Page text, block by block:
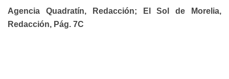
Agencia Quadratín, Redacción; El Sol de Morelia,
Redacción, Pág. 7C